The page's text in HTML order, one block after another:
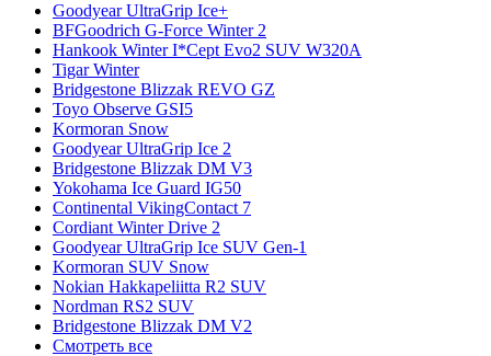
Goodyear UltraGrip Ice+
BFGoodrich G-Force Winter 2
Hankook Winter I*Cept Evo2 SUV W320A
Tigar Winter
Bridgestone Blizzak REVO GZ
Toyo Observe GSI5
Kormoran Snow
Goodyear UltraGrip Ice 2
Bridgestone Blizzak DM V3
Yokohama Ice Guard IG50
Continental VikingContact 7
Cordiant Winter Drive 2
Goodyear UltraGrip Ice SUV Gen-1
Kormoran SUV Snow
Nokian Hakkapeliitta R2 SUV
Nordman RS2 SUV
Bridgestone Blizzak DM V2
Смотреть все